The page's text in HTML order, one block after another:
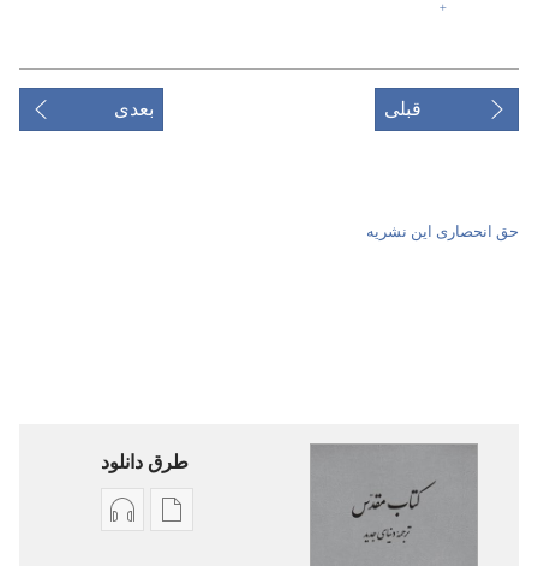
+
قبلی بعدی
حق انحصاری این نشریه
طرق دانلود
گزینۀ گزینۀ